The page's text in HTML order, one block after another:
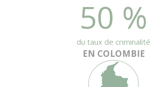
50 %
du taux de criminalité
EN COLOMBIE